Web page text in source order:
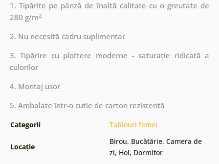
1. Tipărite pe pânză de înaltă calitate cu o greutate de
280 g/m2
2. Nu necesită cadru suplimentar
3. Tipărire cu plottere moderne - saturație ridicată a
culorilor
4. Montaj ușor
5. Ambalate într-o cutie de carton rezistentă
Categorii Tablouri femei
Locație
Birou, Bucătărie, Camera de
zi, Hol, Dormitor